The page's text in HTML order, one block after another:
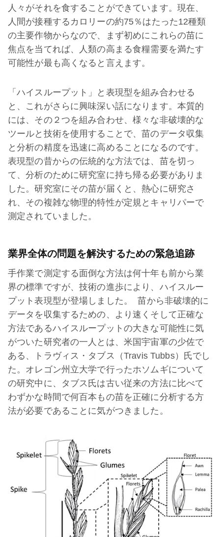
人々がそれを食することができています。現在、
人間が接種するカロリーの約75％はたった12種類
の主要作物からなので、まず初めにこれらの苗に
焦点を当てれば、人類の高まる食糧需要を満たす
可能性が最も高くなると言えます。
「ハイスループット」と表現型を組み合わせる
と、これがさらに興味深い話になります。本質的
には、その２つを組み合わせ、様々な非破壊的な
ツールと技術を使用することで、苗のデータ収集
と分析の精度を迅速に高めることになるのです。
表現型の昔からの伝統的な方法では、苗を切っ
て、分析のために研究室に持ち帰る必要がありま
した。研究室にその苗が届くと、熱心に研究さ
れ、その複雑な物理的特性が定規とキャリパーで
測定されていました。
業界全体の問題を解決するための緊急追跡
手作業で測定する面倒な方法は何十年も前から業
界の標準ですが、技術の進歩により、ハイスルー
プット表現型が登場しました。 苗から非破壊的に
データを収集するための、より速くそして正確な
方法であるハイスループットの大きな可能性に気
がついた研究者の一人とは、米国宇宙軍の少佐で
ある、トラヴィス・タブス（Travis Tubbs）氏でし
た。オレゴン州立大学で行ったホソムギについて
の研究中に、タブス氏は古い従来の方法に比べて
わずかな時間で何百本もの苗を正確に分析する方
法が必要であることに気がつきました。